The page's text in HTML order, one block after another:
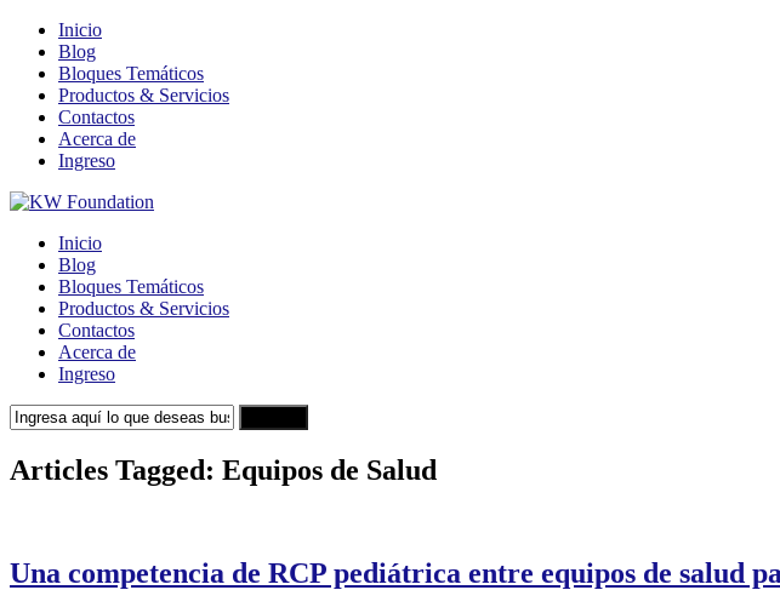
Inicio
Blog
Bloques Temáticos
Productos & Servicios
Contactos
Acerca de
Ingreso
Inicio
Blog
Bloques Temáticos
Productos & Servicios
Contactos
Acerca de
Ingreso
Articles Tagged: Equipos de Salud
Una competencia de RCP pediátrica entre equipos de salud